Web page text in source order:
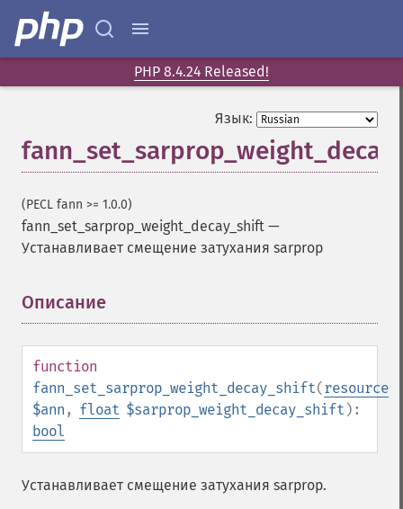
PHP 8.4.24 Released!
Язык:
(PECL fann >= 1.0.0)
fann_set_sarprop_weight_decay_shift —
Устанавливает смещение затухания sarprop
Описание
function
fann_set_sarprop_weight_decay_shift(resource
$ann , float $sarprop_weight_decay_shift ):
bool
Устанавливает смещение затухания sarprop.